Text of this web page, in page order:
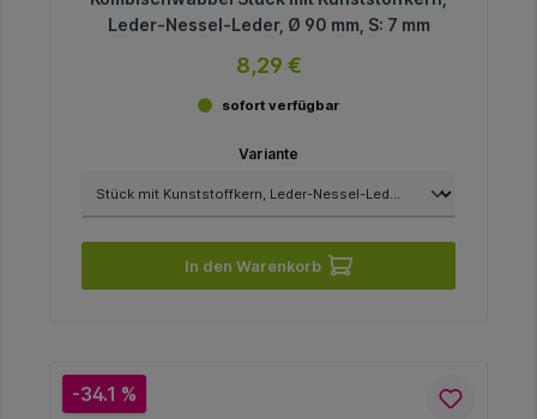
Leder-Nessel-Leder, Ø 90 mm, S: 7 mm
8,29 €
sofort verfügbar
Variante
In den Warenkorb
-34.1 %